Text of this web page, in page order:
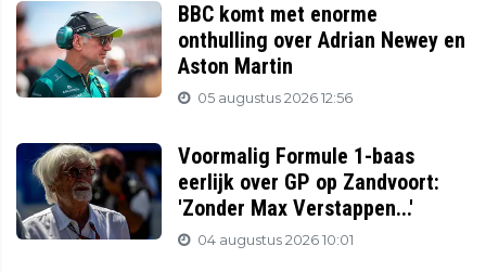
BBC komt met enorme
onthulling over Adrian Newey en
Aston Martin
05 augustus 2026 12:56
Voormalig Formule 1-baas
eerlijk over GP op Zandvoort:
'Zonder Max Verstappen...'
04 augustus 2026 10:01